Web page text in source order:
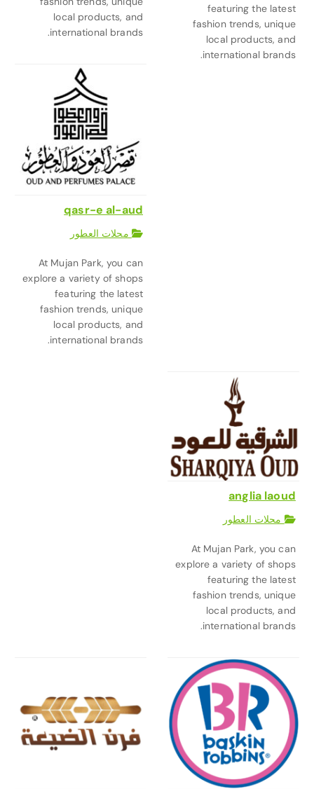
featuring the latest
fashion trends, unique
local products, and
international brands.
local products, and
international brands.
qasr-e al-aud
محلات العطور
At Mujan Park, you can
explore a variety of shops
featuring the latest
fashion trends, unique
local products, and
international brands.
anglia laoud
محلات العطور
At Mujan Park, you can
explore a variety of shops
featuring the latest
fashion trends, unique
local products, and
international brands.